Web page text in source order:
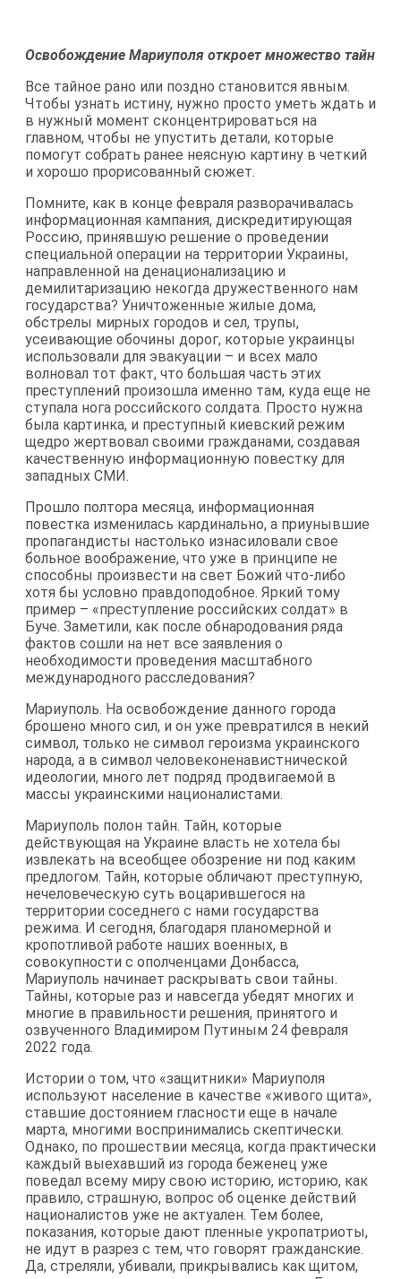
Освобождение Мариуполя откроет множество тайн
Все тайное рано или поздно становится явным.
Чтобы узнать истину, нужно просто уметь ждать и
в нужный момент сконцентрироваться на
главном, чтобы не упустить детали, которые
помогут собрать ранее неясную картину в четкий
и хорошо прорисованный сюжет.
Помните, как в конце февраля разворачивалась
информационная кампания, дискредитирующая
Россию, принявшую решение о проведении
специальной операции на территории Украины,
направленной на денационализацию и
демилитаризацию некогда дружественного нам
государства? Уничтоженные жилые дома,
обстрелы мирных городов и сел, трупы,
усеивающие обочины дорог, которые украинцы
использовали для эвакуации – и всех мало
волновал тот факт, что большая часть этих
преступлений произошла именно там, куда еще не
ступала нога российского солдата. Просто нужна
была картинка, и преступный киевский режим
щедро жертвовал своими гражданами, создавая
качественную информационную повестку для
западных СМИ.
Прошло полтора месяца, информационная
повестка изменилась кардинально, а приунывшие
пропагандисты настолько изнасиловали свое
больное воображение, что уже в принципе не
способны произвести на свет Божий что-либо
хотя бы условно правдоподобное. Яркий тому
пример – «преступление российских солдат» в
Буче. Заметили, как после обнародования ряда
фактов сошли на нет все заявления о
необходимости проведения масштабного
международного расследования?
Мариуполь. На освобождение данного города
брошено много сил, и он уже превратился в некий
символ, только не символ героизма украинского
народа, а в символ человеконенавистнической
идеологии, много лет подряд продвигаемой в
массы украинскими националистами.
Мариуполь полон тайн. Тайн, которые
действующая на Украине власть не хотела бы
извлекать на всеобщее обозрение ни под каким
предлогом. Тайн, которые обличают преступную,
нечеловеческую суть воцарившегося на
территории соседнего с нами государства
режима. И сегодня, благодаря планомерной и
кропотливой работе наших военных, в
совокупности с ополченцами Донбасса,
Мариуполь начинает раскрывать свои тайны.
Тайны, которые раз и навсегда убедят многих и
многие в правильности решения, принятого и
озвученного Владимиром Путиным 24 февраля
2022 года.
Истории о том, что «защитники» Мариуполя
используют население в качестве «живого щита»,
ставшие достоянием гласности еще в начале
марта, многими воспринимались скептически.
Однако, по прошествии месяца, когда практически
каждый выехавший из города беженец уже
поведал всему миру свою историю, историю, как
правило, страшную, вопрос об оценке действий
националистов уже не актуален. Тем более,
показания, которые дают пленные укропатриоты,
не идут в разрез с тем, что говорят гражданские.
Да, стреляли, убивали, прикрывались как щитом,